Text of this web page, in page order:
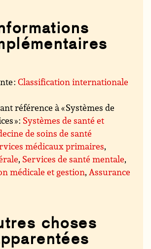
:Classification internationale
référence à « Systèmes de
» : Systèmes de santé et
de soins de santé
médicaux primaires,
, Services de santé mentale,
médicale et gestion,Assurance
choses